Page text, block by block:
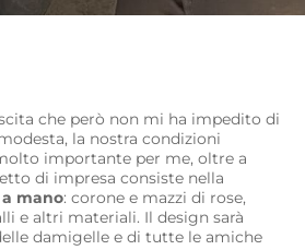
che però non mi ha impedito di
la nostra condizioni
importante per me, oltre a
di impresa consiste nella
mano: corone e mazzi di rose,
e altri materiali. Il design sarà
damigelle e di tutte le amiche